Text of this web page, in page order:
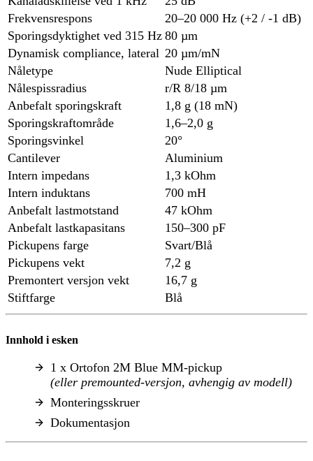
Frekvensrespons
20–20 000 Hz (+2 / -1 dB)
Sporingsdyktighet ved 315 Hz 80 µm
Dynamisk compliance, lateral 20 µm/mN
Nåletype
Nude Elliptical
Nålespissradius
r/R 8/18 µm
Anbefalt sporingskraft
1,8 g (18 mN)
Sporingskraftområde
1,6–2,0 g
Sporingsvinkel
20°
Cantilever
Aluminium
Intern impedans
1,3 kOhm
Intern induktans
700 mH
Anbefalt lastmotstand
47 kOhm
Anbefalt lastkapasitans
150–300 pF
Pickupens farge
Svart/Blå
Pickupens vekt
7,2 g
Premontert versjon vekt
16,7 g
Stiftfarge
Blå
Innhold i esken
1 x Ortofon 2M Blue MM-pickup
(eller premounted-versjon, avhengig av modell)
Monteringsskruer
Dokumentasjon